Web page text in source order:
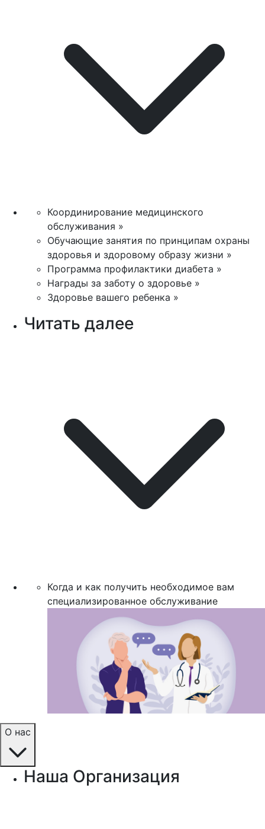
Координирование медицинского
обслуживания »
Обучающие занятия по принципам охраны
здоровья и здоровому образу жизни »
Программа профилактики диабета »
Награды за заботу о здоровье »
Здоровье вашего ребенка »
Читать далее
Когда и как получить необходимое вам
специализированное обслуживание
О нас
Наша Организация